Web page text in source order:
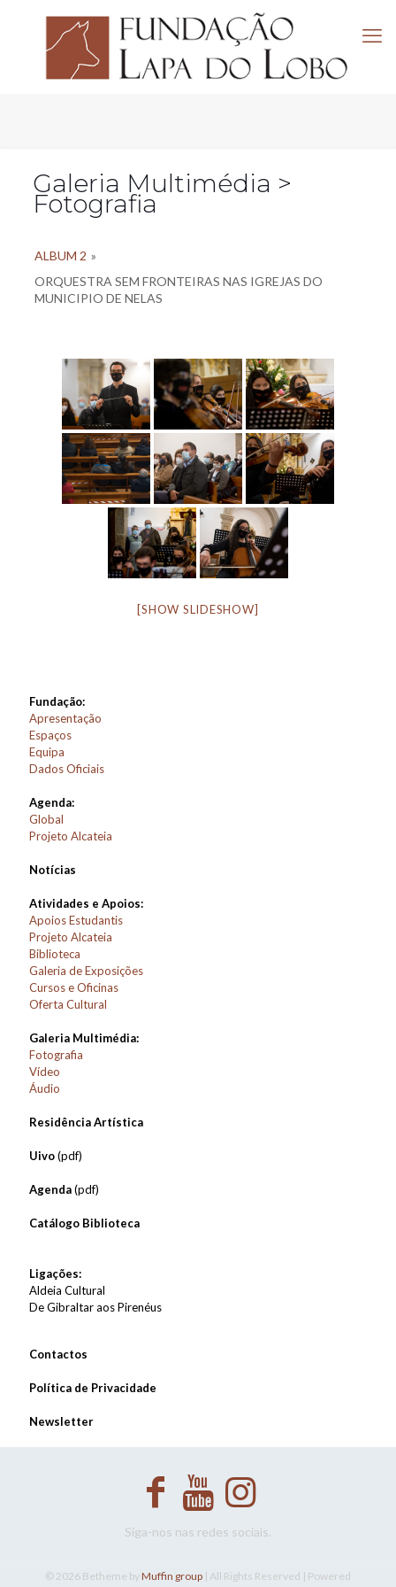
Galeria Multimédia >
Fotografia
ALBUM 2 »
ORQUESTRA SEM FRONTEIRAS NAS IGREJAS DO
MUNICIPIO DE NELAS
[SHOW SLIDESHOW]
Fundação:
Apresentação
Espaços
Equipa
Dados Oficiais
Agenda:
Global
Projeto Alcateia
Notícias
Atividades e Apoios:
Apoios Estudantis
Projeto Alcateia
Biblioteca
Galeria de Exposições
Cursos e Oficinas
Oferta Cultural
Galeria Multimédia:
Fotografia
Vídeo
Áudio
Residência Artística
Uivo(pdf)
Agenda(pdf)
Catálogo Biblioteca
Ligações:
Aldeia Cultural
De Gibraltar aos Pirenéus
Contactos
Política de Privacidade
Newsletter
Siga-nos nas redes sociais.
© 2026 Betheme byMuffin group | All Rights Reserved | Powered